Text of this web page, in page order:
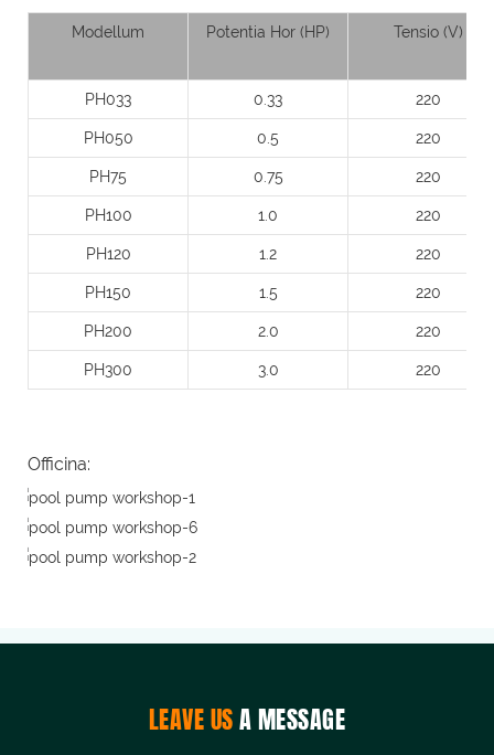
Modellum Potentia Hor (HP) Tensio (V)
PH033 0.33 220
PH050 0.5 220
PH75 0.75 220
PH100 1.0 220
PH120 1.2 220
PH150 1.5 220
PH200 2.0 220
PH300 3.0 220
Officina:
LEAVE USA MESSAGE